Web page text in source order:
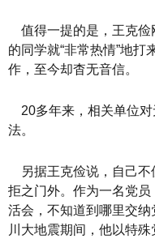
值得一提的是，王克俭
的同学就“非常热情”地
作，至今却杳无音信。
20多年来，相关单位对
法。
另据王克俭说，自己不
拒之门外。作为一名党
活会，不知道到哪里交
川大地震期间，他以特